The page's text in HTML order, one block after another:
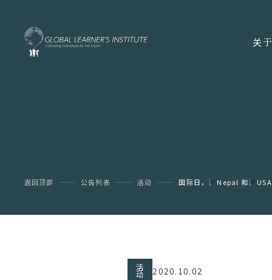
关
返回顶部 公告列表 活动 国际日， 󠁵󠁳󠁣󠁡󠁿Nepal 和 󠁵󠁳󠁣󠁡󠁿USA
活
动 2020.10.02